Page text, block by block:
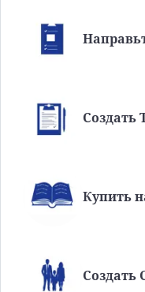
Создать
Купить